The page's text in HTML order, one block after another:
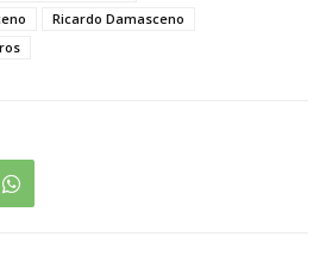
Ricardo Damasceno